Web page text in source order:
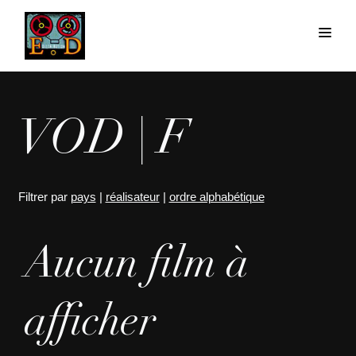
VOD | F
Filtrer par pays | réalisateur| ordre alphabétique
Aucun film à
afficher